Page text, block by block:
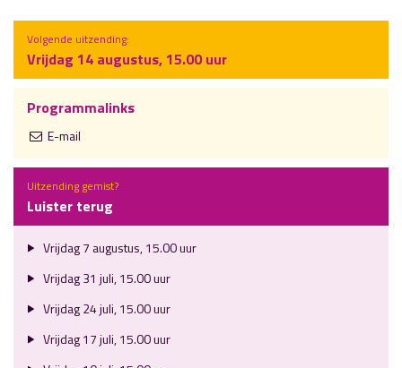
Volgende uitzending:
Vrijdag 14 augustus, 15.00 uur
Programmalinks
E-mail
Uitzending gemist?
Luister terug
Vrijdag 7 augustus, 15.00 uur
Vrijdag 31 juli, 15.00 uur
Vrijdag 24 juli, 15.00 uur
Vrijdag 17 juli, 15.00 uur